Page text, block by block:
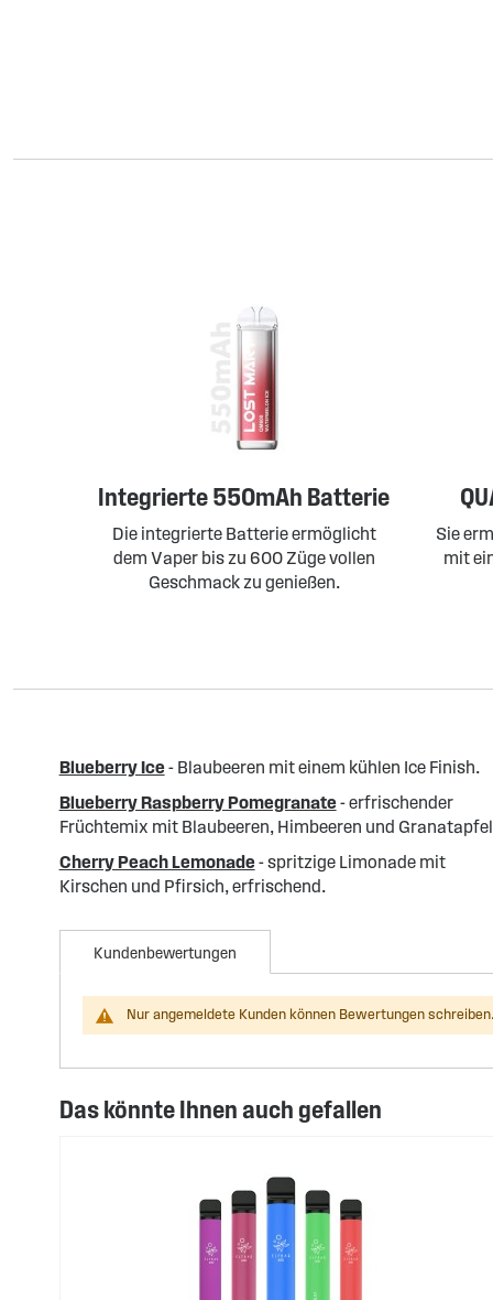
Integrierte 550mAh Batterie
Die integrierte Batterie ermöglicht
dem Vaper bis zu 600 Züge vollen
Geschmack zu genießen.
Sie
mit
Blueberry Ice- Blaubeeren mit einem kühlen Ice Finish.
Blueberry Raspberry Pomegranate- erfrischender
Früchtemix mit Blaubeeren, Himbeeren und
Cherry Peach Lemonade- spritzige Limonade mit
Kirschen und Pfirsich, erfrischend.
Kundenbewertungen
Nur angemeldete Kunden können Bewertungen
Das könnte Ihnen auch gefallen